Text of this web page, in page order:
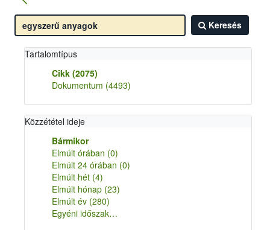
Keresés
Tartalomtípus
Cikk (2075)
Dokumentum (4493)
Közzététel ideje
Bármikor
Elmúlt órában (0)
Elmúlt 24 órában (0)
Elmúlt hét (4)
Elmúlt hónap (23)
Elmúlt év (280)
Egyéni időszak…